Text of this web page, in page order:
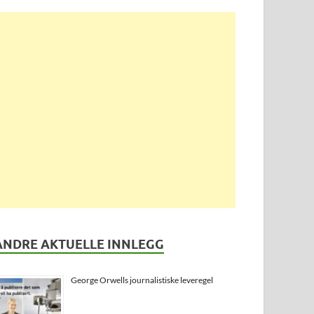
AKTUELLE INNLEGG
George Orwells journalistiske leveregel